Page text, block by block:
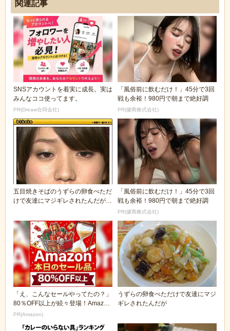
関連記事
SNSアカウントを着実に成長。実は
みんなココ使ってます。
PR(Dreaw合同会社)
「風俗前に飲むだけ！」45分で3回
戦も余裕！980円で朝まで絶好調
PR(健商株式会社)
五目焼きそばのうずらの卵食べただ
けで友達にマジギレされたんだが
「風俗前に飲むだけ！」45分で3回
戦も余裕！980円で朝まで絶好調
PR(健商株式会社)
「え、こんなセールやってたの？」
80％OFF以上が続々登場！Amazon
の本気が...
PR(Amazon)
うずらの卵食べただけで友達にマジ
ギレされたんだが